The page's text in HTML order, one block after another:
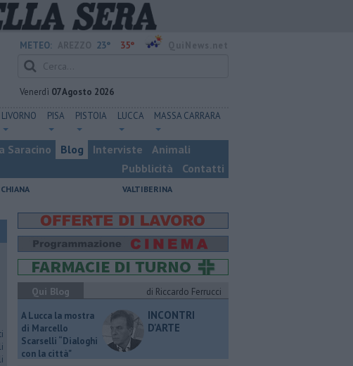
METEO: 23° 35°
Venerdì 07 Agosto 2026
LIVORNO PISA PISTOIA LUCCA MASSA CARRARA
Saracino Blog Interviste
Animali
Pubblicità
Contatti
VALTIBERINA
Qui Blog
di Riccardo Ferrucci
A Lucca la mostra
di Marcello
Scarselli “Dialoghi
con la città"
INCONTRI
D'ARTE